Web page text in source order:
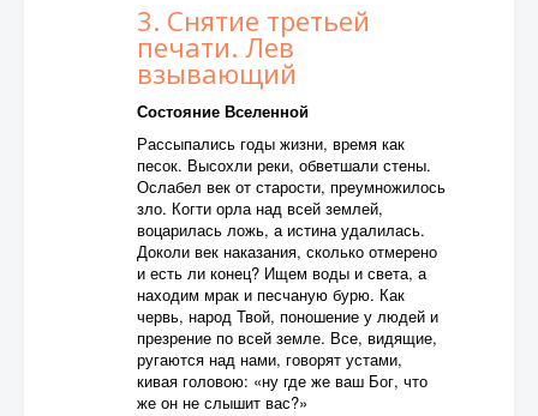
3. Снятие третьей
печати. Лев
взывающий
Состояние Вселенной
Рассыпались годы жизни, время как
песок. Высохли реки, обветшали стены.
Ослабел век от старости, преумножилось
зло. Когти орла над всей землей,
воцарилась ложь, а истина удалилась.
Доколи век наказания, сколько отмерено
и есть ли конец? Ищем воды и света, а
находим мрак и песчаную бурю. Как
червь, народ Твой, поношение у людей и
презрение по всей земле. Все, видящие,
ругаются над нами, говорят устами,
кивая головою: «ну где же ваш Бог, что
же он не слышит вас?»